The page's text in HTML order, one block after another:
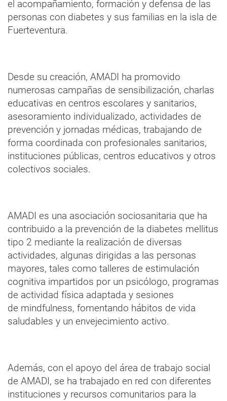
el acompañamiento, formación y defensa de las
personas con diabetes y sus familias en la isla de
Fuerteventura.
Desde su creación, AMADI ha promovido
numerosas campañas de sensibilización, charlas
educativas en centros escolares y sanitarios,
asesoramiento individualizado, actividades de
prevención y jornadas médicas, trabajando de
forma coordinada con profesionales sanitarios,
instituciones públicas, centros educativos y otros
colectivos sociales.
AMADI es una asociación sociosanitaria que ha
contribuido a la prevención de la diabetes mellitus
tipo 2 mediante la realización de diversas
actividades, algunas dirigidas a las personas
mayores, tales como talleres de estimulación
cognitiva impartidos por un psicólogo, programas
de actividad física adaptada y sesiones
de mindfulness, fomentando hábitos de vida
saludables y un envejecimiento activo.
Además, con el apoyo del área de trabajo social
de AMADI, se ha trabajado en red con diferentes
instituciones y recursos comunitarios para la